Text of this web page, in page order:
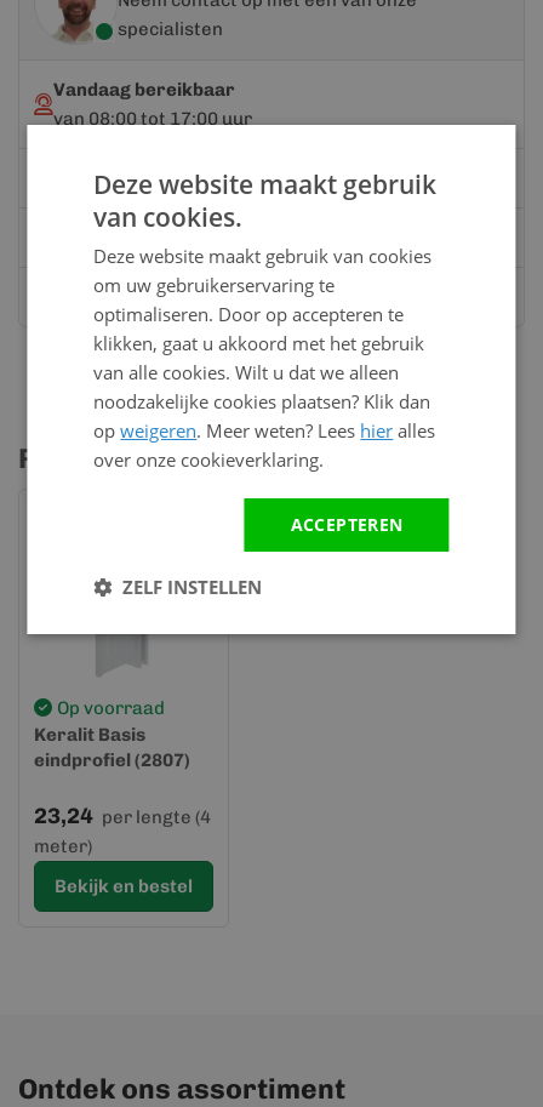
specialisten
Vandaag bereikbaar
van 08:00 tot 17:00 uur
0528 - 355190
Stuur ons een bericht opWhatsapp
Profielen & accessoires
Op voorraad
Keralit Basis
eindprofiel (2807)
23,24 per lengte (4
meter)
Bekijk en bestel
Ontdek ons assortiment
Deze website maakt gebruik
van cookies.
Deze website maakt gebruik van cookies
om uw gebruikerservaring te
optimaliseren. Door op accepteren te
klikken, gaat u akkoord met het gebruik
van alle cookies. Wilt u dat we alleen
noodzakelijke cookies plaatsen? Klik dan
opweigeren. Meer weten? Lees hier alles
over onze cookieverklaring.
ACCEPTEREN
ZELF INSTELLEN